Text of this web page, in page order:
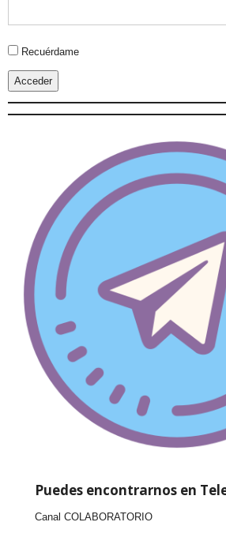
Alternative:
Recuérdame
Acceder
Puedes encontrarnos en
Canal COLABORATORIO